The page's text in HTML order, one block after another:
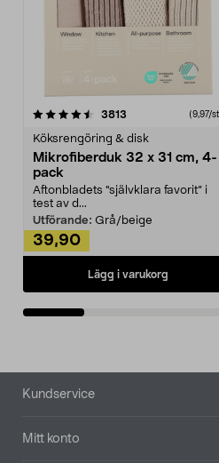
3813 (9,97/
Köksrengöring & disk
Mikrofiberduk 32 x 31 cm, 4-
pack
Aftonbladets "självklara favorit” i
test av d...
Utförande: Grå/beige
39,90
Lägg i varukorg
4.0av 5 stjärnor
Sidfot
Kundservice
Mitt konto